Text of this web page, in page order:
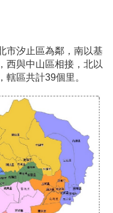
汐止區為鄰，南以基
西與中山區相接，北以
轄區共計39個里。